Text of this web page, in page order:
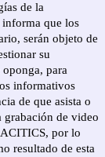
de la
que los
serán objeto de
su
para
informativos
de que asista o
grabación de video
por lo
resultado de esta